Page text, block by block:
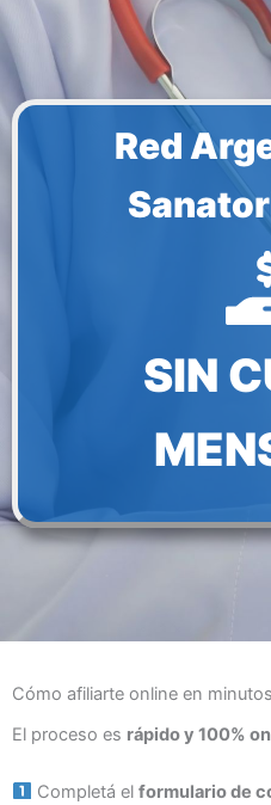
Red
SIN
Cómo afiliarte online en minutos
El proceso es rápido y 100%
Completá el formulario de